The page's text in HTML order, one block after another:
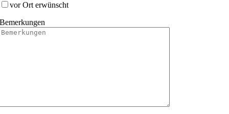
vor Ort erwünscht
Bemerkungen